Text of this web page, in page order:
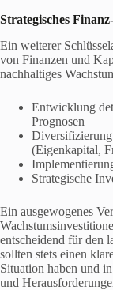
Strategisches
Ein weiterer
von Finanzen und
nachhaltiges
Entwicklung
Prognosen
(Eigenkapital,
Strategische
Ein ausgewogenes
entscheidend für den
sollten stets einen
Situation haben und
und